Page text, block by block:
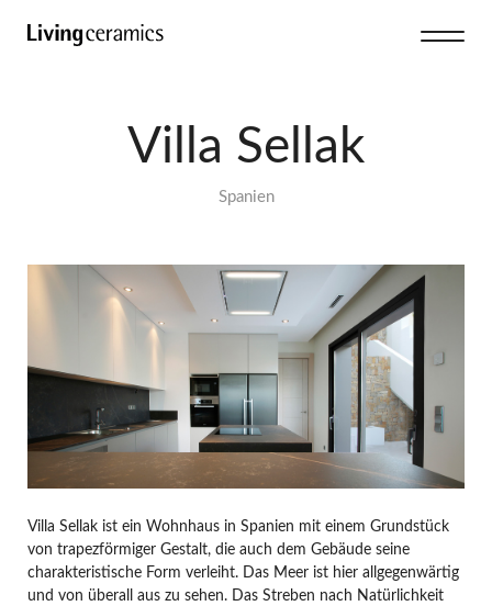
Villa Sellak
Spanien
Villa Sellak ist ein Wohnhaus in Spanien mit einem Grundstück
von trapezförmiger Gestalt, die auch dem Gebäude seine
charakteristische Form verleiht. Das Meer ist hier allgegenwärtig
und von überall aus zu sehen. Das Streben nach Natürlichkeit